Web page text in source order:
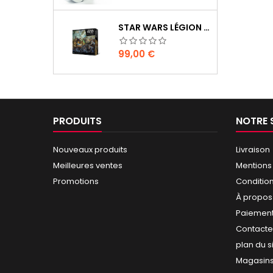
STAR WARS LÉGION : BOÎTE DE BASE CLONE WARS
Prix
99,00 €
PRODUITS
Nouveaux produits
Meilleures ventes
Promotions
NOTRE
Livraison
À propos
plan du
Magasins